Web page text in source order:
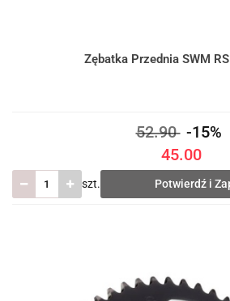
Zębatka Przednia SWM
52.90 -15%
45.00
szt. Potwierdź i